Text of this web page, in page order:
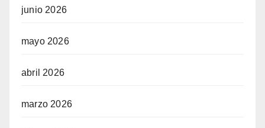
junio 2026
mayo 2026
abril 2026
marzo 2026